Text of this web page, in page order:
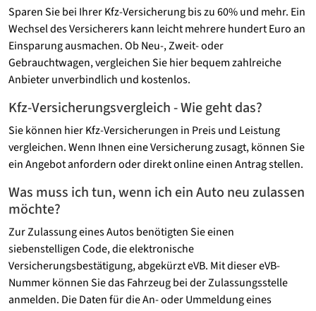
Sparen Sie bei Ihrer Kfz-Versicherung bis zu 60% und mehr. Ein
Wechsel des Versicherers kann leicht mehrere hundert Euro an
Einsparung ausmachen. Ob Neu-, Zweit- oder
Gebrauchtwagen, vergleichen Sie hier bequem zahlreiche
Anbieter unverbindlich und kostenlos.
Kfz-Versicherungsvergleich - Wie geht das?
Sie können hier Kfz-Versicherungen in Preis und Leistung
vergleichen. Wenn Ihnen eine Versicherung zusagt, können Sie
ein Angebot anfordern oder direkt online einen Antrag stellen.
Was muss ich tun, wenn ich ein Auto neu zulassen
möchte?
Zur Zulassung eines Autos benötigten Sie einen
siebenstelligen Code, die elektronische
Versicherungsbestätigung, abgekürzt eVB. Mit dieser eVB-
Nummer können Sie das Fahrzeug bei der Zulassungsstelle
anmelden. Die Daten für die An- oder Ummeldung eines